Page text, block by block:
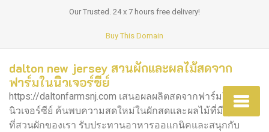
Our Trusted. 24 x 7 hours free delivery!
Buy This Domain
dalton new jersey สวนผักและผลไม้สดจาก
ฟาร์มในนิวเจอร์ซีย์
https://daltonfarmsnj.com เสนอผลผลิตสดจากฟาร์มใน
นิวเจอร์ซีย์ ค้นพบความสดใหม่ในผักสดและผลไม้ที่มีคุณภาพ
ที่สวนผักของเรา รับประทานอาหารออแกนิคและสนุกกับ